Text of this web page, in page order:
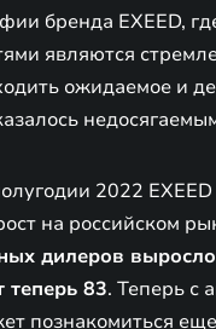
бренда EXEED,
являются
ожидаемое и
2022
на российском
дилеров
теперь 83. Теперь с
познакомиться